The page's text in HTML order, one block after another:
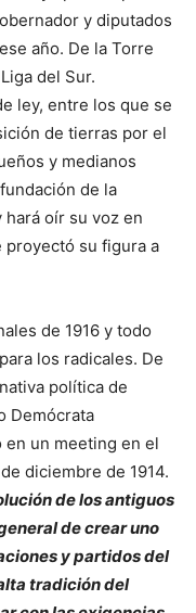
y diputados
año. De la Torre
del Sur.
ley, entre los que se
de tierras por el
y medianos
de la
hará oír su voz en
su figura a
de 1916 y todo
los radicales. De
política de
Demócrata
un meeting en el
diciembre de 1914.
de los antiguos
de crear uno
y partidos del
tradición del